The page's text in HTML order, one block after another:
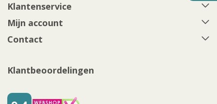
Klantenservice
Mijn account
Contact
Klantbeoordelingen